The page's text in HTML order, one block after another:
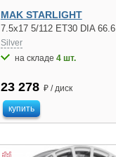
MAK STARLIGHT
7.5x17 5/112 ET30 DIA 66.6
Silver
на складе 4 шт.
23 278 ₽ / диск
купить